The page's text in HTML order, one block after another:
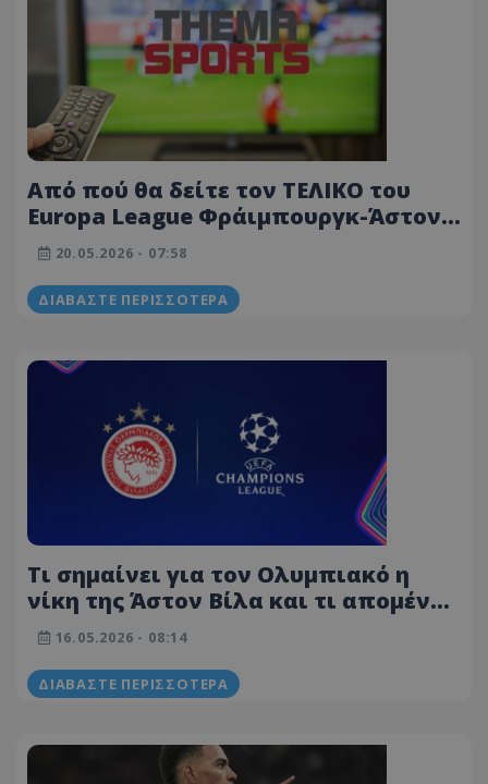
Από πού θα δείτε τον ΤΕΛΙΚΟ του
Europa League Φράιμπουργκ-Άστον
Βίλα (ΜΕΤΑΔΟΣΕΙΣ 20/05)
20.05.2026 - 07:58
ΔΙΑΒΆΣΤΕ ΠΕΡΙΣΣΌΤΕΡΑ
Τι σημαίνει για τον Ολυμπιακό η
νίκη της Άστον Βίλα και τι απομένει
για να κερδίσει γύρο στο Champions
League!
16.05.2026 - 08:14
ΔΙΑΒΆΣΤΕ ΠΕΡΙΣΣΌΤΕΡΑ